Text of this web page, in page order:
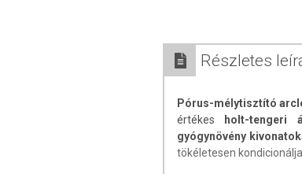
Részletes
Pórus-mélytisztító
értékes
holt-tengeri
gyógynövény
tökéletesen